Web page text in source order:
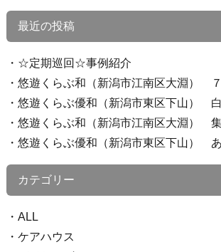
最近の投稿
☆定期巡回☆事例紹介
悠遊くらぶ和（新潟市江南区大淵）
悠遊くらぶ優和（新潟市東区下山）
悠遊くらぶ和（新潟市江南区大淵）
悠遊くらぶ優和（新潟市東区下山）
カテゴリー
ALL
ケアハウス